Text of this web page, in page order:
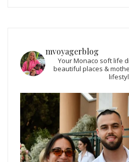
mvoyagerblog
Your Monaco soft life
beautiful places &